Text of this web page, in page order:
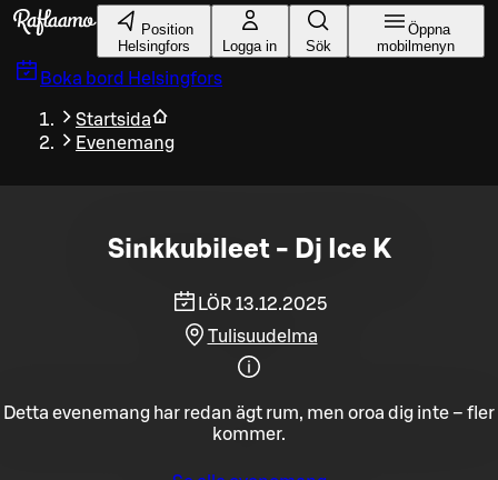
Gå till huvudinnehållet
Position
Helsingfors
Logga in Sök
Öppna
mobilmenyn
Boka bord Helsingfors
Startsida
Evenemang
Sinkkubileet - Dj Ice K
LÖR 13.12.2025
Tulisuudelma
Detta evenemang har redan ägt rum, men oroa dig inte – fler
kommer.